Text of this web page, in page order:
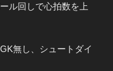
ル回しで心拍数を上
無し、シュートダイ